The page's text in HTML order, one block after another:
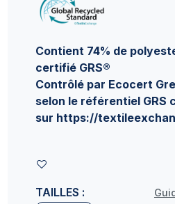
Contient 74% de
certi­fié GRS®
Contrôlé par Ecocert
selon le référentiel GRS
sur https://
TAILLES :